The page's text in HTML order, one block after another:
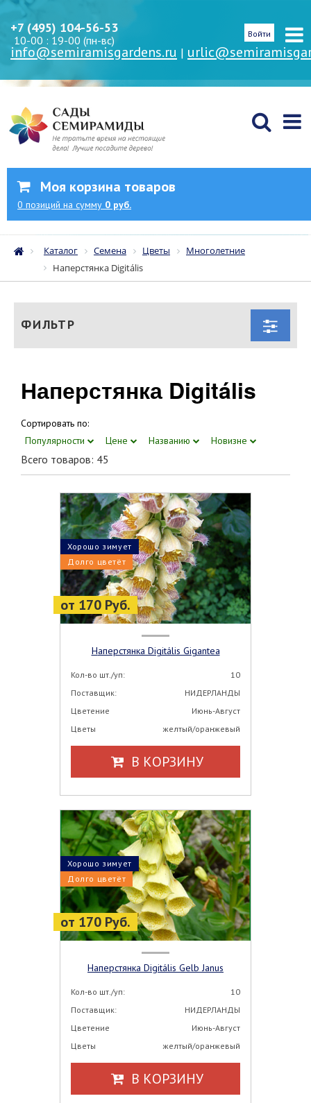
+7 (495) 104-56-53
10-00 : 19-00 (пн-вс)
info@semiramisgardens.ru |
Войти
Моя корзина товаров
0 позиций на сумму 0 руб.
Каталог Семена Цветы
Многолетние
Наперстянка Digitális
ФИЛЬТР
Наперстянка Digitális
Сортировать по:
Популярности
Цене Названию Новизне
Всего товаров: 45
от 170 Руб.
Долго цветёт
Хорошо зимует
Наперстянка Digitális Gigantea
Кол-во шт./уп:
10
Поставщик:
НИДЕРЛАНДЫ
Цветение
Июнь-Август
Цветы
желтый/оранжевый
В КОРЗИНУ
от 170 Руб.
Долго цветёт
Хорошо зимует
Наперстянка Digitális Gelb Janus
Кол-во шт./уп:
10
Поставщик:
НИДЕРЛАНДЫ
Цветение
Июнь-Август
Цветы
желтый/оранжевый
В КОРЗИНУ